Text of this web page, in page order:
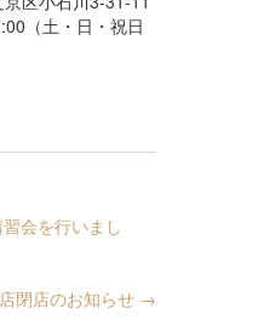
（土・日・祝日
会を行いまし
閉店のお知らせ →